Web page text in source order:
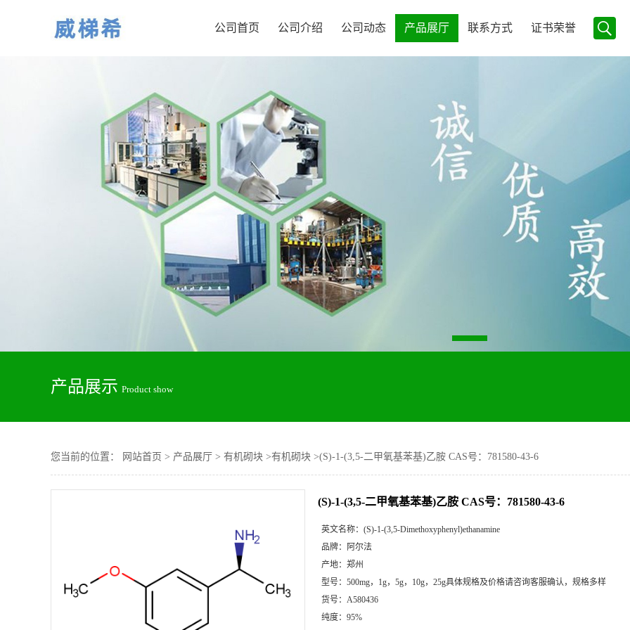
公司首页 公司介绍 公司动态 产品展厅 联系方式 证书荣誉
产品展示 Product show
您当前的位置： 网站首页 > 产品展厅 > 有机砌块 >有机砌块 >(S)-1-(3,5-二甲氧基苯基)乙胺 CAS号：781580-43-6
(S)-1-(3,5-二甲氧基苯基)乙胺 CAS号：781580-43-6
英文名称： (S)-1-(3,5-Dimethoxyphenyl)ethanamine
品牌：
阿尔法
产地： 郑州
型号： 500mg，1g，5g，10g，25g具体规格及价格请咨询客服确认，规格多样
货号： A580436
纯度： 95%